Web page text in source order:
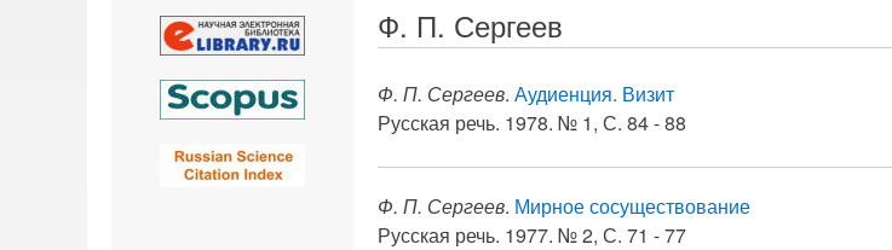
here:
Ф. П. Сергеев
Ф. П. Сергеев. Аудиенция. Визит
Русская речь. 1978. № 1, С. 84 - 88
Ф. П. Сергеев. Мирное сосуществование
Русская речь. 1977. № 2, С. 71 - 77